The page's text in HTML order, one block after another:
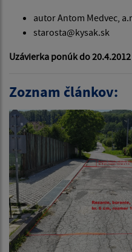
autor Antom Medvec,
starosta@kysak.sk
Uzávierka ponúk do 20.4.2012
Zoznam článkov: